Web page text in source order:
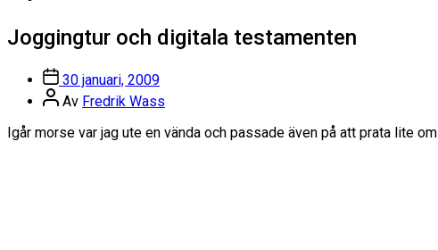
Joggingtur och digitala testamenten
Inläggsdatum
30 januari, 2009
Inläggsförfattare
Av Fredrik Wass
Igår morse var jag ute en vända och passade även på att prata lite om